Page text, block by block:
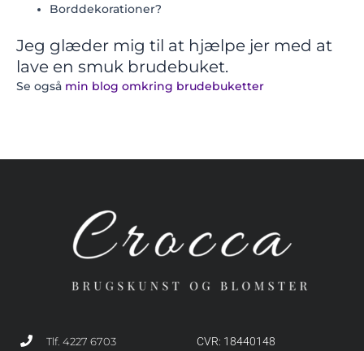
Borddekorationer?
Jeg glæder mig til at hjælpe jer med at
lave en smuk brudebuket.
Se også min blog omkring brudebuketter
Tlf. 4227 6703
CVR: 18440148